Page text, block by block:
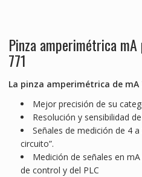
Pinza amperimétrica
771
La pinza amperimétrica de mA
Mejor precisión de su
Resolución y sensibilidad
Señales de medición de 4
circuito”.
Medición de señales en
de control y del PLC